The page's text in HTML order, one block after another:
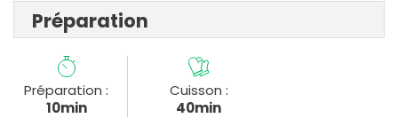
Préparation
Préparation :
10min
Cuisson :
40min